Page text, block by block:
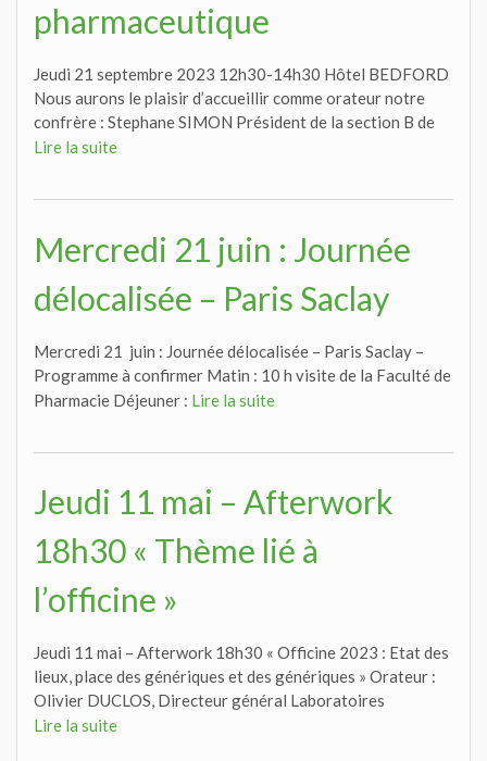
pharmaceutique
Jeudi 21 septembre 2023 12h30-14h30 Hôtel BEDFORD
Nous aurons le plaisir d’accueillir comme orateur notre
confrère : Stephane SIMON Président de la section B de
Lire la suite
Mercredi 21 juin : Journée
délocalisée – Paris Saclay
Mercredi 21 juin : Journée délocalisée – Paris Saclay –
Programme à confirmer Matin : 10 h visite de la Faculté de
Pharmacie Déjeuner : Lire la suite
Jeudi 11 mai – Afterwork
18h30 « Thème lié à
l’officine »
Jeudi 11 mai – Afterwork 18h30 « Officine 2023 : Etat des
lieux, place des génériques et des génériques » Orateur :
Olivier DUCLOS, Directeur général Laboratoires
Lire la suite